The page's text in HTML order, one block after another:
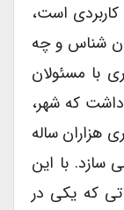
است،
شناس و چه
با مسئولان
که شهر،
ساله
با این
که یکی در